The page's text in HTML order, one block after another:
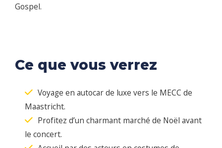
Gospel.
Ce que vous verrez
Voyage en autocar de luxe vers le MECC de
Maastricht.
Profitez d’un charmant marché de Noël avant
le concert.